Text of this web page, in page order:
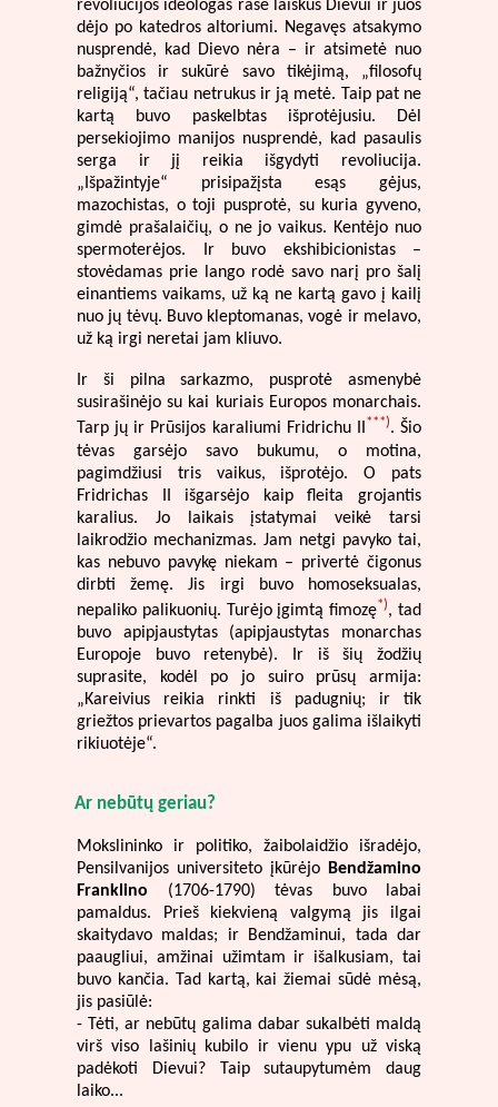
revoliucijos ideologas rašė laiškus Dievui ir juos
dėjo po katedros altoriumi. Negavęs atsakymo
nusprendė, kad Dievo nėra – ir atsimetė nuo
bažnyčios ir sukūrė savo tikėjimą, „filosofų
religiją“, tačiau netrukus ir ją metė. Taip pat ne
kartą buvo paskelbtas išprotėjusiu. Dėl
persekiojimo manijos nusprendė, kad pasaulis
serga ir jį reikia išgydyti revoliucija.
„Išpažintyje“ prisipažįsta esąs gėjus,
mazochistas, o toji pusprotė, su kuria gyveno,
gimdė prašalaičių, o ne jo vaikus. Kentėjo nuo
spermoterėjos. Ir buvo ekshibicionistas –
stovėdamas prie lango rodė savo narį pro šalį
einantiems vaikams, už ką ne kartą gavo į kailį
nuo jų tėvų. Buvo kleptomanas, vogė ir melavo,
už ką irgi neretai jam kliuvo.
Ir ši pilna sarkazmo, pusprotė asmenybė
susirašinėjo su kai kuriais Europos monarchais.
Tarp jų ir Prūsijos karaliumi Fridrichu II***). Šio
tėvas garsėjo savo bukumu, o motina,
pagimdžiusi tris vaikus, išprotėjo. O pats
Fridrichas II išgarsėjo kaip fleita grojantis
karalius. Jo laikais įstatymai veikė tarsi
laikrodžio mechanizmas. Jam netgi pavyko tai,
kas nebuvo pavykę niekam – privertė čigonus
dirbti žemę. Jis irgi buvo homoseksualas,
nepaliko palikuonių. Turėjo įgimtą fimozę*), tad
buvo apipjaustytas (apipjaustytas monarchas
Europoje buvo retenybė). Ir iš šių žodžių
suprasite, kodėl po jo suiro prūsų armija:
„Kareivius reikia rinkti iš padugnių; ir tik
griežtos prievartos pagalba juos galima išlaikyti
rikiuotėje“.
Ar nebūtų geriau?
Mokslininko ir politiko, žaibolaidžio išradėjo,
Pensilvanijos universiteto įkūrėjo
Bendžamino
Franklino (1706-1790) tėvas buvo labai
pamaldus. Prieš kiekvieną valgymą jis ilgai
skaitydavo maldas; ir Bendžaminui, tada dar
paaugliui, amžinai užimtam ir išalkusiam, tai
buvo kančia. Tad kartą, kai žiemai sūdė mėsą,
jis pasiūlė:
- Tėti, ar nebūtų galima dabar sukalbėti maldą
virš viso lašinių kubilo ir vienu ypu už viską
padėkoti Dievui? Taip sutaupytumėm daug
laiko...